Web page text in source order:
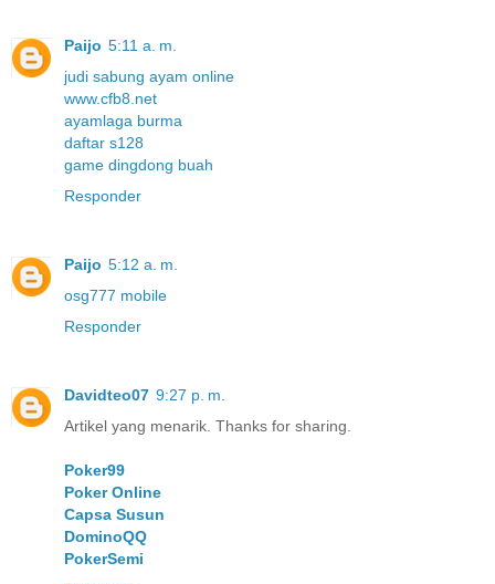
Paijo 5:11 a. m.
judi sabung ayam online
www.cfb8.net
ayamlaga burma
daftar s128
game dingdong buah
Responder
Paijo 5:12 a. m.
osg777 mobile
Responder
Davidteo07 9:27 p. m.
Artikel yang menarik. Thanks for sharing.
Poker99
Poker Online
Capsa Susun
DominoQQ
PokerSemi